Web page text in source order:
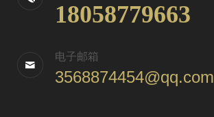
18058779663
电子邮箱
3568874454@qq.com